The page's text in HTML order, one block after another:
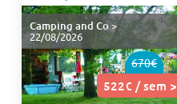
670€
522€ / sem >
Camping and Co>
22/08/2026